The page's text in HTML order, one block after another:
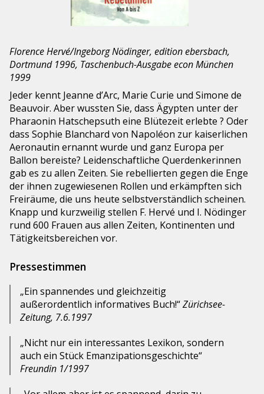
Florence Hervé/Ingeborg Nödinger, edition ebersbach,
Dortmund 1996, Taschenbuch-Ausgabe econ München
1999
Jeder kennt Jeanne d’Arc, Marie Curie und Simone de
Beauvoir. Aber wussten Sie, dass Ägypten unter der
Pharaonin Hatschepsuth eine Blütezeit erlebte ? Oder
dass Sophie Blanchard von Napoléon zur kaiserlichen
Aeronautin ernannt wurde und ganz Europa per
Ballon bereiste? Leidenschaftliche Querdenkerinnen
gab es zu allen Zeiten. Sie rebellierten gegen die Enge
der ihnen zugewiesenen Rollen und erkämpften sich
Freiräume, die uns heute selbstverständlich scheinen.
Knapp und kurzweilig stellen F. Hervé und I. Nödinger
rund 600 Frauen aus allen Zeiten, Kontinenten und
Tätigkeitsbereichen vor.
Pressestimmen
„Ein spannendes und gleichzeitig
außerordentlich informatives Buch!“Zürichsee-
Zeitung, 7.6.1997
„Nicht nur ein interessantes Lexikon, sondern
auch ein Stück Emanzipationsgeschichte“
Freundin 1/1997